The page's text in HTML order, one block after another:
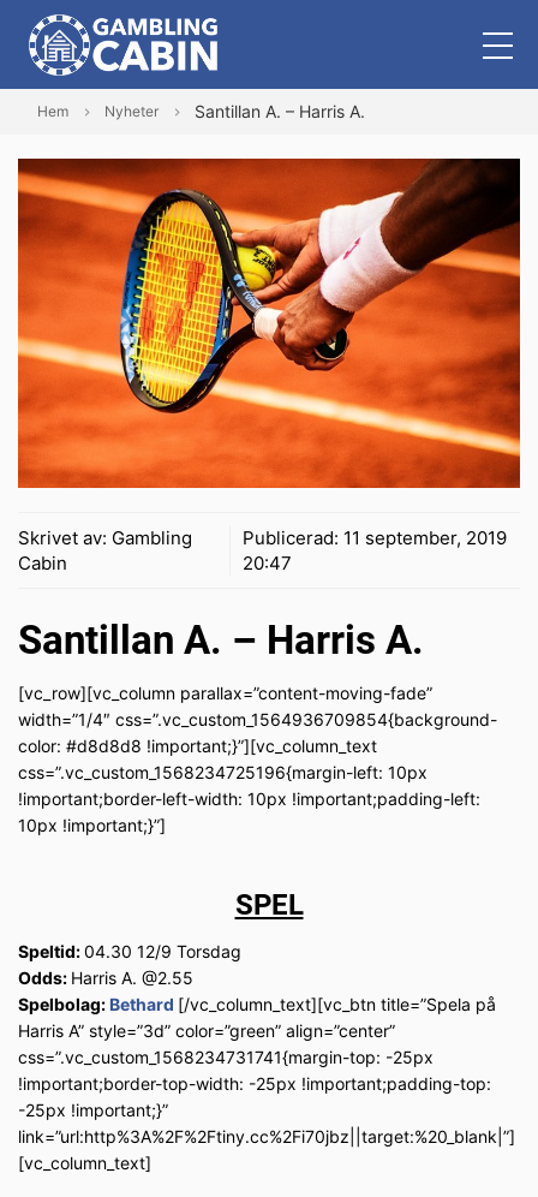
Hem Nyheter Santillan A. – Harris A.
Skrivet av: Gambling
Cabin
Publicerad: 11 september, 2019
20:47
Santillan A. – Harris A.
[vc_row][vc_column parallax=”content-moving-fade”
width=”1/4″ css=”.vc_custom_1564936709854{background-
color: #d8d8d8 !important;}”][vc_column_text
css=”.vc_custom_1568234725196{margin-left: 10px
!important;border-left-width: 10px !important;padding-left:
10px !important;}”]
SPEL
Speltid:04.30 12/9 Torsdag
Odds: Harris A. @2.55
Spelbolag:Bethard [/vc_column_text][vc_btn title=”Spela på
Harris A” style=”3d” color=”green” align=”center”
css=”.vc_custom_1568234731741{margin-top: -25px
!important;border-top-width: -25px !important;padding-top:
-25px !important;}”
link=”url:http%3A%2F%2Ftiny.cc%2Fi70jbz||target:%20_blank|”]
[vc_column_text]